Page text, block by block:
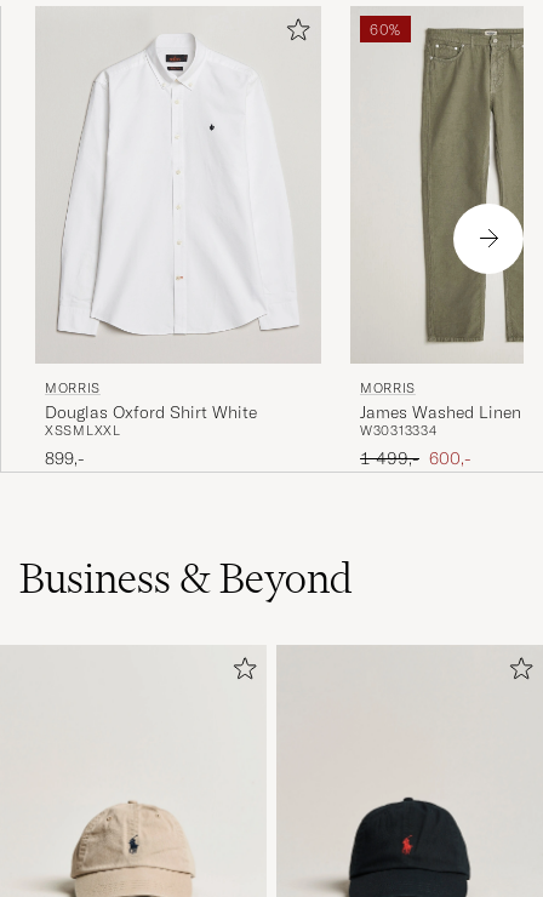
SILJE B KØBTE PÅ CAREOFCARL.SE
MORRIS
Douglas Oxford Shirt White
XSSM LXXL
899,-
60%
MORRIS
James Washed Linen
Pants Olive
W30313334
Ordinary pris
1 499,- Nedsat pris
600,-
Business & Beyond